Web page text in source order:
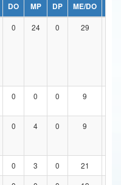
DO MP DP ME/DO
0 24 0 29
0 0 0 9
0 4 0 9
0 3 0 21